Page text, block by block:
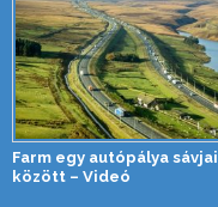
Farm egy autópálya sávjai
között – Videó